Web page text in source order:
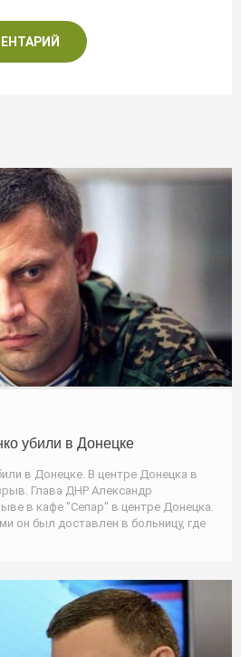
убили в Донецке
в Донецке. В центре Донецка в
Глава ДНР Александр
в кафе "Сепар" в центре Донецка.
он был доставлен в больницу, где